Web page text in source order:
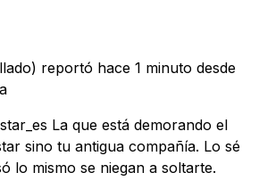
reportó hace 1 minuto desde
La que está demorando el
sino tu antigua compañía. Lo sé
lo mismo se niegan a soltarte.